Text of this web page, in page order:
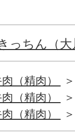
っちん（大
（精肉）
（精肉）
（精肉）